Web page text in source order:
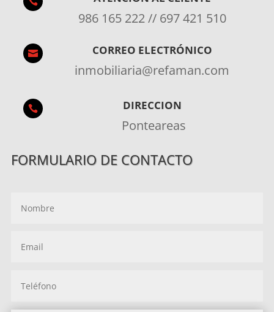
986 165 222 // 697 421 510
 CORREO ELECTRÓNICO
inmobiliaria@refaman.com
 DIRECCION
Ponteareas
FORMULARIO DE CONTACTO